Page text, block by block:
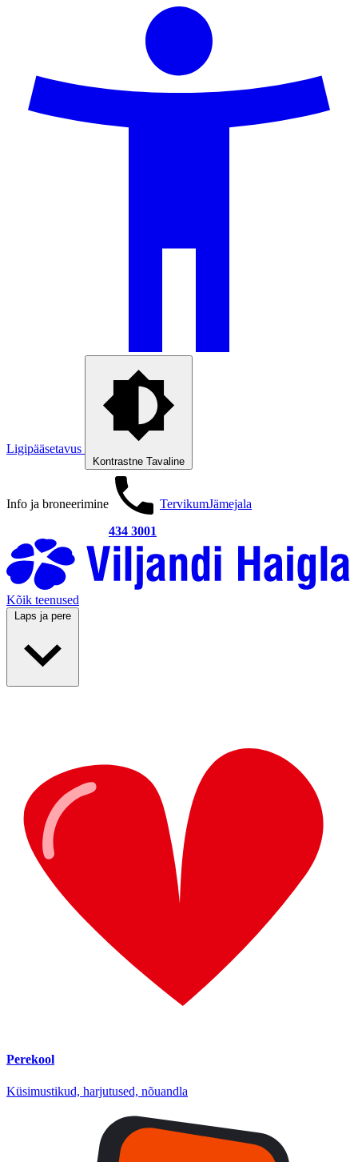
Ligipääsetavus
Kontrastne Tavaline
Info ja broneerimine
434 3001
TervikumJämejala
Kõik teenused
Laps ja pere
Perekool
Küsimustikud, harjutused, nõuandla